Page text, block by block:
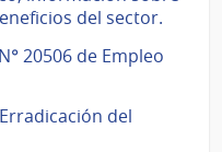
del sector.
20506 de Empleo
del